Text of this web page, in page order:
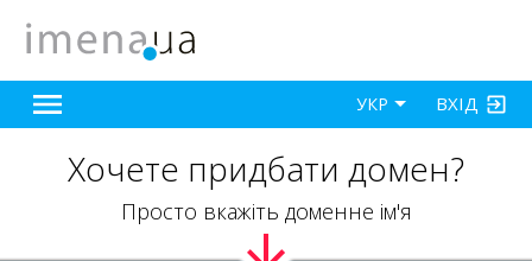
ВХІД
УКР
Хочете придбати домен?
Просто вкажіть доменне ім'я